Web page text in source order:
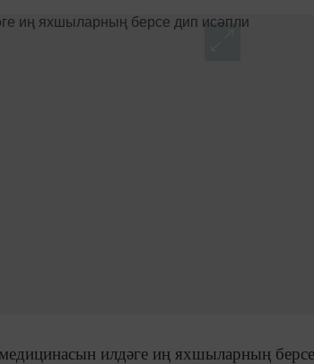
илдәге иң яхшыларның